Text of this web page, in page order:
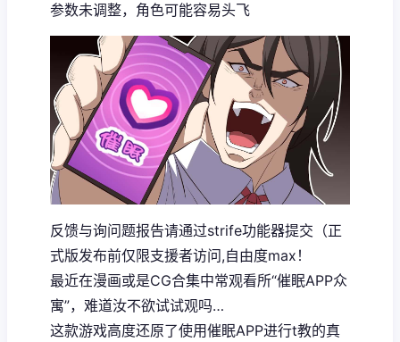
参数未调整，角色可能容易头飞
反馈与询问题报告请通过strife功能器提交（正
式版发布前仅限支援者访问,自由度max！
最近在漫画或是CG合集中常观看所“催眠APP众
寓”，难道汝不欲试试观吗…
这款游戏高度还原了使用催眠APP进行t教的真